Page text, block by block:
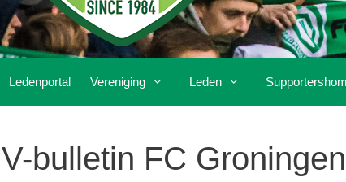
Ledenportal Vereniging Leden
bulletin FC